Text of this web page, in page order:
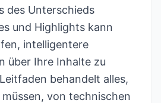
des Unterschieds
und Highlights kann
intelligentere
über Ihre Inhalte zu
behandelt alles,
von technischen